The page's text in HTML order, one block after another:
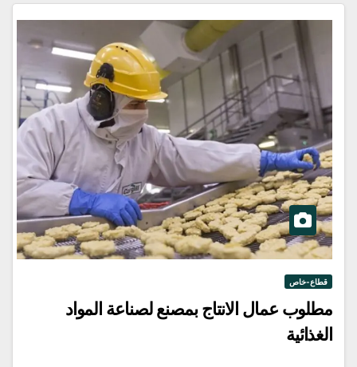
قطاع-خاص
مطلوب عمال الانتاج بمصنع لصناعة المواد
الغذائية